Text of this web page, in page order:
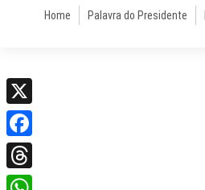
Home Palavra do Presidente
X
Facebook
Threads